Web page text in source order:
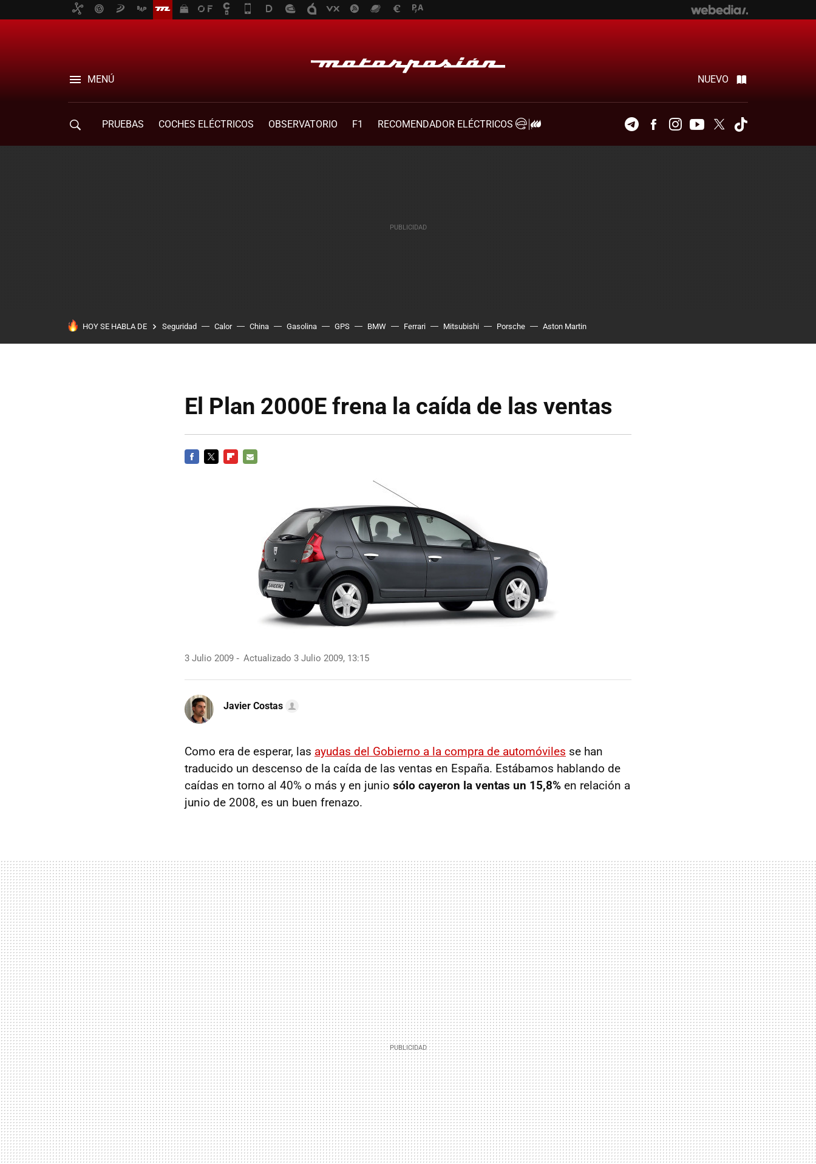
MENÚ NUEVO
PRUEBAS COCHES ELÉCTRICOS OBSERVATORIO F1
RECOMENDADOR ELÉCTRICOS
TelegramFacebookInstagramYoutubeTwitter
HOY SE HABLA DE Seguridad Calor China Gasolina GPS BMW Ferrari Mitsubishi Porsche Aston Martin
El Plan 2000E frena la caída de las ventas
3 Julio 2009 Actualizado 3 Julio 2009, 13:15
Javier Costas
Como era de esperar, las ayudas del Gobierno a la compra de automóviles se han
traducido un descenso de la caída de las ventas en España. Estábamos hablando de
caídas en torno al 40% o más y en junio sólo cayeron la ventas un 15,8% en relación a
junio de 2008, es un buen frenazo.